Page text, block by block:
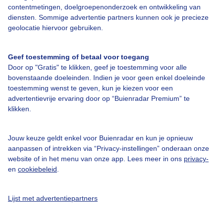
contentmetingen, doelgroepenonderzoek en ontwikkeling van
diensten. Sommige advertentie partners kunnen ook je precieze
geolocatie hiervoor gebruiken.
Geef toestemming of betaal voor toegang
Door op "Gratis" te klikken, geef je toestemming voor alle
bovenstaande doeleinden. Indien je voor geen enkel doeleinde
toestemming wenst te geven, kun je kiezen voor een
advertentievrije ervaring door op “Buienradar Premium” te
klikken.
Jouw keuze geldt enkel voor Buienradar en kun je opnieuw
aanpassen of intrekken via “Privacy-instellingen” onderaan onze
website of in het menu van onze app. Lees meer in ons privacy-
en cookiebeleid
Lijst met advertentiepartners
Over Buienradar
Veelgestelde vragen
Contact
Toegankelijkheid
Buienradar Team
Privacy instellingen